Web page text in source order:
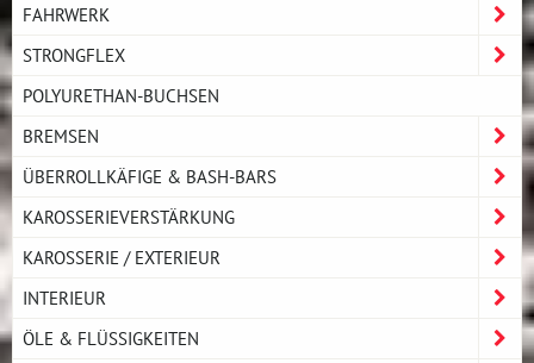
FAHRWERK
STRONGFLEX
POLYURETHAN-BUCHSEN
BREMSEN
ÜBERROLLKÄFIGE & BASH-BARS
KAROSSERIEVERSTÄRKUNG
KAROSSERIE / EXTERIEUR
INTERIEUR
ÖLE & FLÜSSIGKEITEN